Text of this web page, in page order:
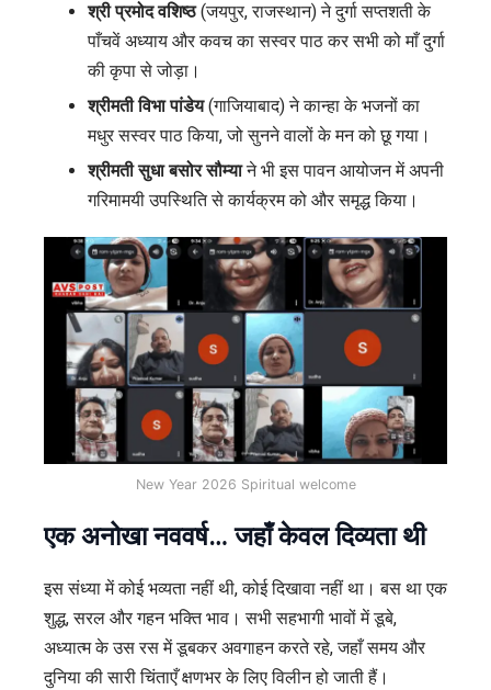
श्री प्रमोद वशिष्ठ(जयपुर, राजस्थान) ने दुर्गा सप्तशती के
पाँचवें अध्याय और कवच का सस्वर पाठ कर सभी को माँ दुर्गा
की कृपा से जोड़ा।
श्रीमती विभा पांडेय(गाजियाबाद) ने कान्हा के भजनों का
मधुर सस्वर पाठ किया, जो सुनने वालों के मन को छू गया।
श्रीमती सुधा बसोर सौम्याने भी इस पावन आयोजन में अपनी
गरिमामयी उपस्थिति से कार्यक्रम को और समृद्ध किया।
New Year 2026 Spiritual welcome
एक अनोखा नववर्ष… जहाँ केवल दिव्यता थी
इस संध्या में कोई भव्यता नहीं थी, कोई दिखावा नहीं था। बस था एक
शुद्ध, सरल और गहन भक्ति भाव। सभी सहभागी भावों में डूबे,
अध्यात्म के उस रस में डूबकर अवगाहन करते रहे, जहाँ समय और
दुनिया की सारी चिंताएँ क्षणभर के लिए विलीन हो जाती हैं।